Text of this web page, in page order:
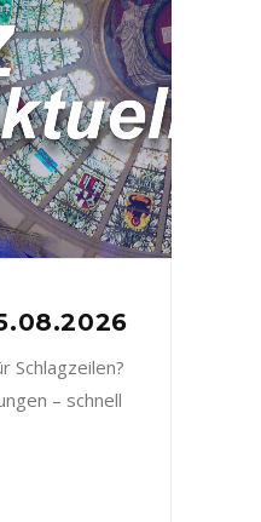
Schlagzeilen?
– schnell